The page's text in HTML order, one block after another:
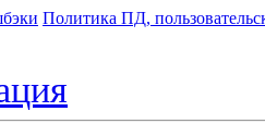
Политика ПД,